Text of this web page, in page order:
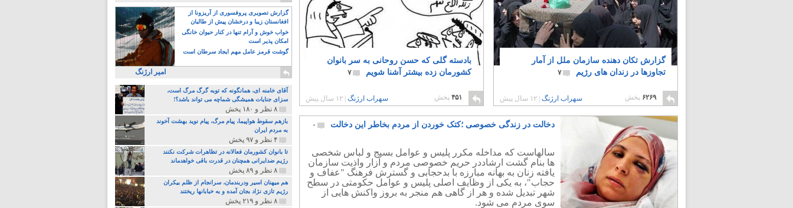
گزارش تکان دهنده سازمان ملل از آمار
تجاوزها در زندان های رژیم
۷
۶۲۶۹ پخش سهراب ارژنگ |۱۲ سال پیش
بادسته گلی که حسن روحانی به سر بانوان
کشورمان زده بیشتر آشنا شویم
۷
۴۵۱پخش سهراب ارژنگ ۱۲ سال پیش
دخالت در زندگی خصوصی ؛کتک خوردن از مردم بخاطر این دخالت ۰
سالهاست که مداخله مکرر پلیس و عوامل بسیج و لباس شخصی
ها بنام گشت ارشاددر حریم خصوصی مردم و آزار واذیت سازمان
یافته زنان به بهانه مبارزه با بدحجابی و گسترش فرهنگ "عفاف و
حجاب"، به یکی از وظایف اصلی پلیس و عوامل حکومتی در سطح
شهر تبدیل شده و هر از گاهی هم منجر به بروز واکنش هایی از
سوی مردم می شود.
گزارش تصویری پروفسوری از آریزونا از
افغانستان زیبا و درخشان پیش از طالبان
خواب خوش و آرام تنها در کنار حیوان خانگی
امکان پذیر است
گوشت قرمز عامل مهم ایجاد سرطان است
امیر ارژنگ
آقای خامنه ای، همانگونه که توبه گرگ مرگ است،
سزای جنایات همیشگی شماچه می تواند باشد؟!
۸ نظر و ۱۸۰ پخش
بازهم سقوط هواپیما، پیام مرگ، پیام نوید بهشت آخوند
به مردم ایران
۴ نظر و ۹۷ پخش
تا بانوان کشورمان فعالانه در تظاهرات شرکت نکنند
رژیم ضدایرانی همچنان در قدرت باقی خواهدماند
۸ نظر و ۸۹ پخش
هم میهنان اسیر ودربندمان، سرانجام از ظلم بیکران
رژیم تازی نژاد بجان آمده و به خبابانها ریختند
۸ نظر و ۲۱۹ پخش